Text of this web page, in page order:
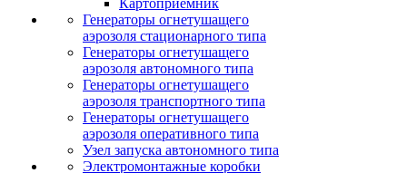
Картоприемник
Генераторы огнетушащего
аэрозоля стационарного типа
Генераторы огнетушащего
аэрозоля автономного типа
Генераторы огнетушащего
аэрозоля транспортного типа
Генераторы огнетушащего
аэрозоля оперативного типа
Узел запуска автономного типа
Электромонтажные коробки